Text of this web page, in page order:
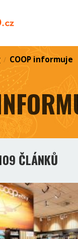
/ COOP informuje
ČLÁNKŮ